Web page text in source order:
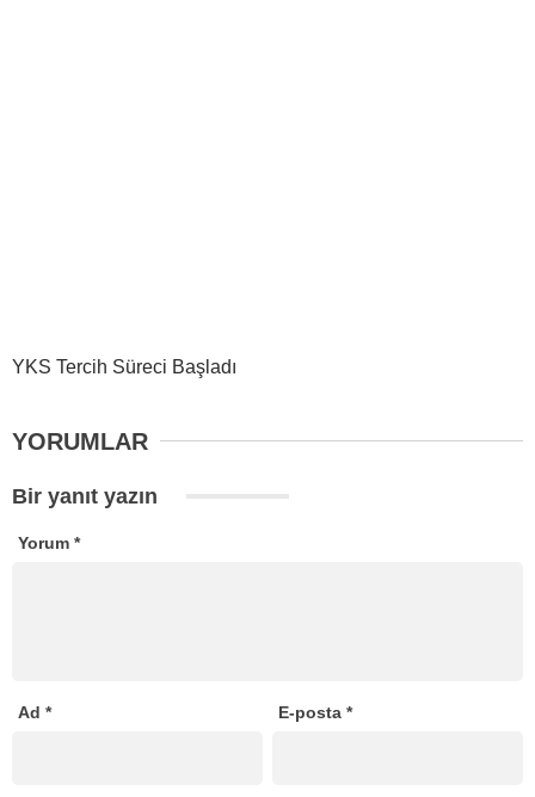
YKS Tercih Süreci Başladı
YORUMLAR
Bir yanıt yazın
Yorum *
Ad * E-posta*